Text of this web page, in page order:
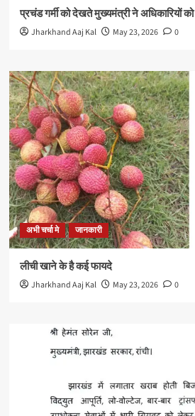
प्रचंड गर्मी को देखते मुख्यमंत्री ने अधिकारियों को
Jharkhand Aaj Kal May 23, 2026 0
अभी चर्चा मे जानकारी
लीची खाने के है कई फायदे
Jharkhand Aaj Kal May 23, 2026 0